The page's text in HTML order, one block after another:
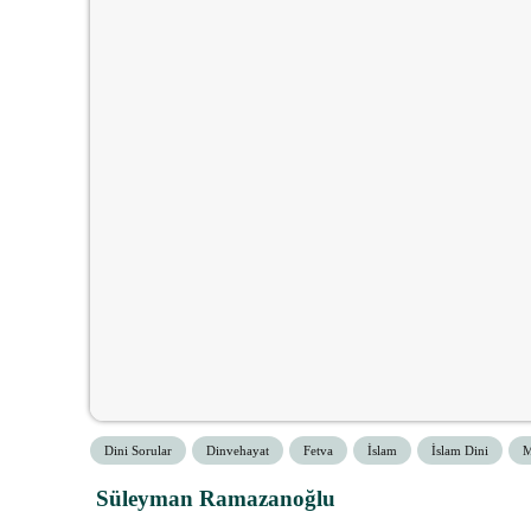
Dini Sorular Dinvehayat Fetva İslam İslam Dini
Süleyman Ramazanoğlu